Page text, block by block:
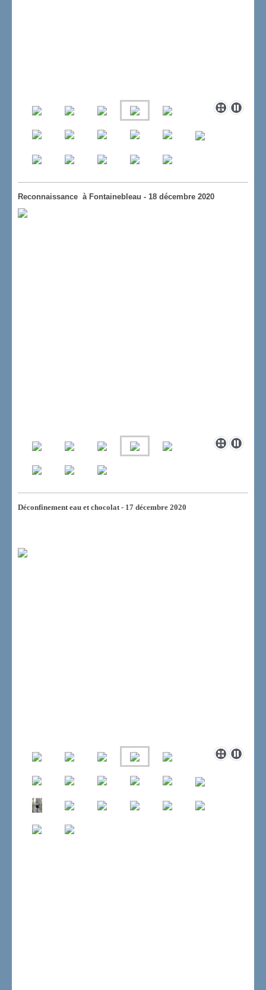
Reconnaissance à Fontainebleau - 18 décembre 2020
Déconfinement eau et chocolat - 17 décembre 2020